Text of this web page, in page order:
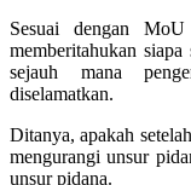
Sesuai dengan
memberitahukan
sejauh mana
diselamatkan.
Ditanya, apakah
mengurangi unsur
unsur pidana.